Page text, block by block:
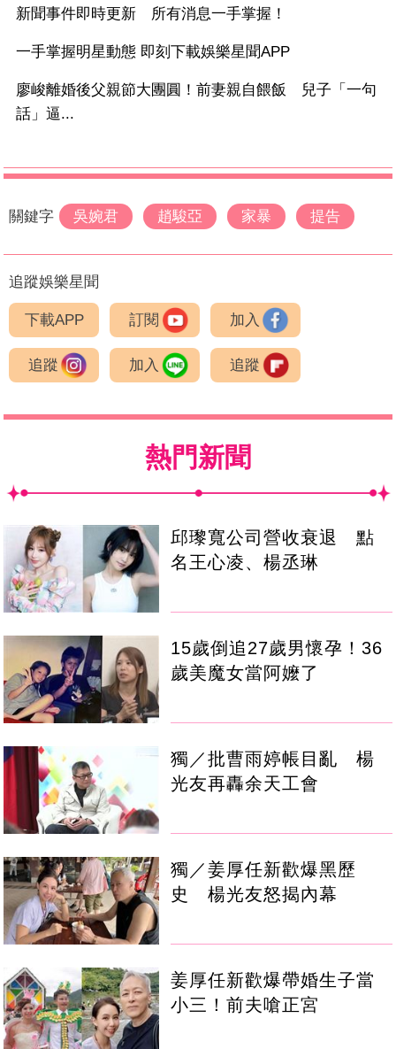
新聞事件即時更新 所有消息一手掌握！
一手掌握明星動態 即刻下載娛樂星聞APP
廖峻離婚後父親節大團圓！前妻親自餵飯 兒子「一句
話」逼...
關鍵字 吳婉君 趙駿亞 家暴 提告
追蹤娛樂星聞
下載APP 訂閱 加入
追蹤 加入 追蹤
熱門新聞
邱瓈寬公司營收衰退 點
名王心凌、楊丞琳
15歲倒追27歲男懷孕！36
歲美魔女當阿嬤了
獨／批曹雨婷帳目亂 楊
光友再轟余天工會
獨／姜厚任新歡爆黑歷
史 楊光友怒揭內幕
姜厚任新歡爆帶婚生子當
小三！前夫嗆正宮